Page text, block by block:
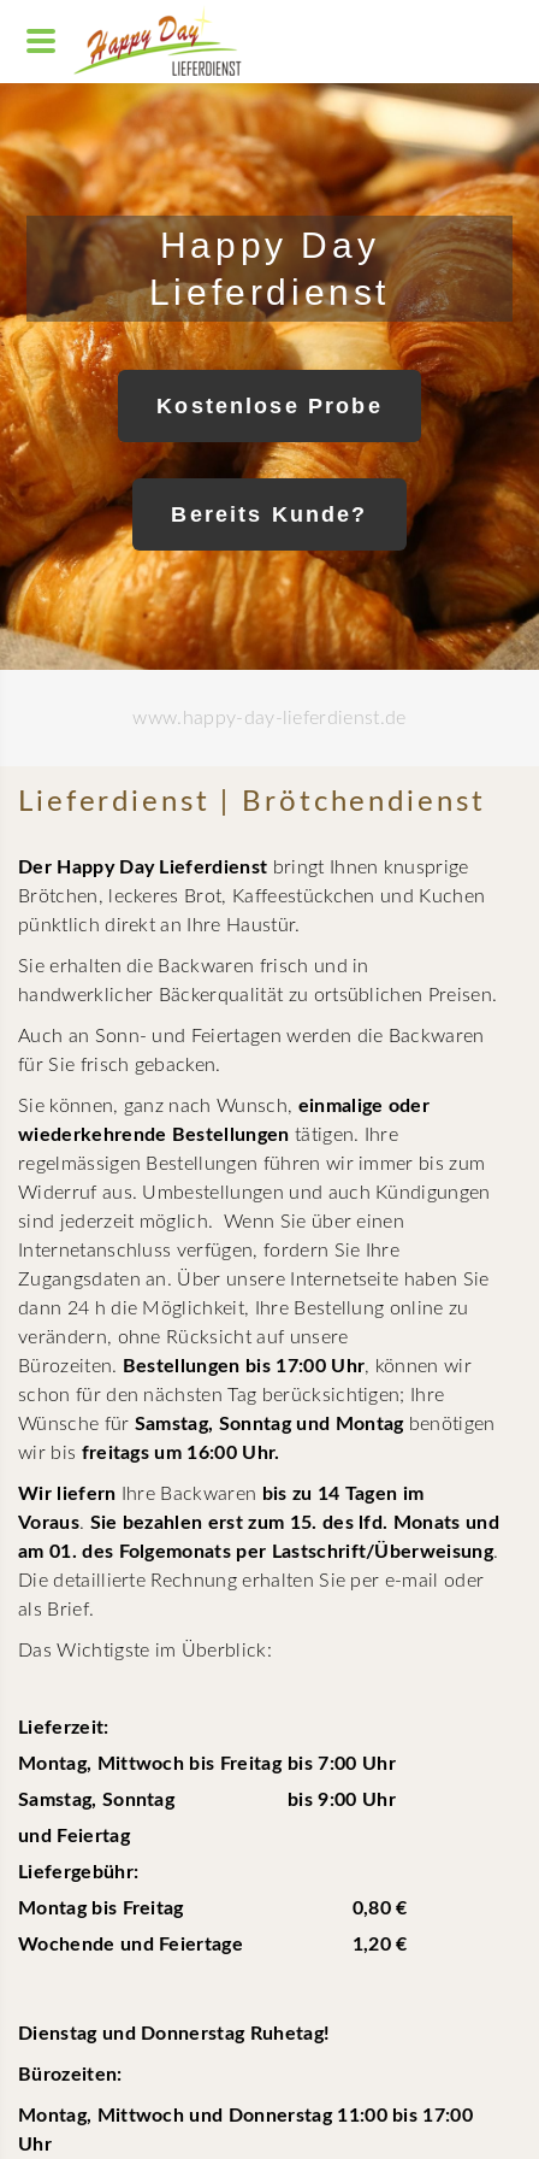
Happy Day
Lieferdienst
Kostenlose Probe
Bereits Kunde?
www.happy-day-lieferdienst.de
Lieferdienst | Brötchendienst
Der Happy Day Lieferdienst bringt
Ihnen knusprige
Brötchen, leckeres Brot, Kaffeestückchen und Kuchen
pünktlich direkt an Ihre Haustür.
Sie erhalten die Backwaren frisch und in
handwerklicher Bäckerqualität zu ortsüblichen Preisen.
Auch an Sonn- und Feiertagen werden die Backwaren
für Sie frisch gebacken.
Sie können, ganz nach Wunsch, einmalige oder
wiederkehrende Bestellungen tätigen. Ihre
regelmässigen Bestellungen führen wir immer bis zum
Widerruf aus. Umbestellungen und auch Kündigungen
sind jederzeit möglich. Wenn Sie über einen
Internetanschluss verfügen, fordern Sie Ihre
Zugangsdaten an. Über unsere Internetseite haben Sie
dann 24 h die Möglichkeit, Ihre Bestellung online zu
verändern, ohne Rücksicht auf unsere
Bürozeiten. Bestellungen bis 17:00 Uhr, können wir
schon für den nächsten Tag berücksichtigen; Ihre
Wünsche für Samstag, Sonntag und Montagbenötigen
wir bis freitags um 16:00 Uhr.
Wir liefern Ihre Backwaren bis zu 14 Tagen im
Voraus. Sie bezahlen erst zum 15. des lfd. Monats und
am 01. des Folgemonats per Lastschrift/Überweisung.
Die detaillierte Rechnung erhalten Sie per e-mail oder
als Brief.
Das Wichtigste im Überblick:
Lieferzeit:
Montag, Mittwoch bis Freitag bis 7:00 Uhr
Samstag, Sonntag
bis 9:00 Uhr
und Feiertag
Liefergebühr:
Montag bis Freitag
0,80 €
Wochende und Feiertage
1,20 €
Dienstag und Donnerstag Ruhetag!
Bürozeiten:
Montag, Mittwoch und Donnerstag 11:00 bis 17:00
Uhr